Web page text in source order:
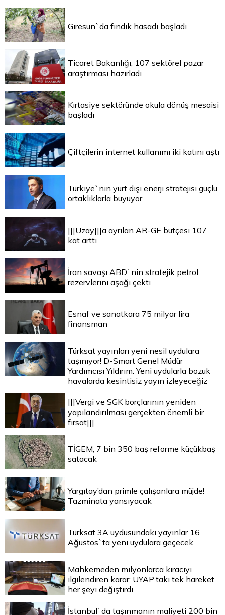
Giresun`da fındık hasadı başladı
Ticaret Bakanlığı, 107 sektörel pazar
araştırması hazırladı
Kırtasiye sektöründe okula dönüş mesaisi
başladı
Çiftçilerin internet kullanımı iki katını aştı
Türkiye`nin yurt dışı enerji stratejisi güçlü
ortaklıklarla büyüyor
|||Uzay|||a ayrılan AR-GE bütçesi 107
kat arttı
İran savaşı ABD`nin stratejik petrol
rezervlerini aşağı çekti
Esnaf ve sanatkara 75 milyar lira
finansman
Türksat yayınları yeni nesil uydulara
taşınıyor! D-Smart Genel Müdür
Yardımcısı Yıldırım: Yeni uydularla bozuk
havalarda kesintisiz yayın izleyeceğiz
|||Vergi ve SGK borçlarının yeniden
yapılandırılması gerçekten önemli bir
fırsat|||
TİGEM, 7 bin 350 baş reforme küçükbaş
satacak
Yargıtay’dan primle çalışanlara müjde!
Tazminata yansıyacak
Türksat 3A uydusundaki yayınlar 16
Ağustos`ta yeni uydulara geçecek
Mahkemeden milyonlarca kiracıyı
ilgilendiren karar: UYAP’taki tek hareket
her şeyi değiştirdi
İstanbul`da taşınmanın maliyeti 200 bin